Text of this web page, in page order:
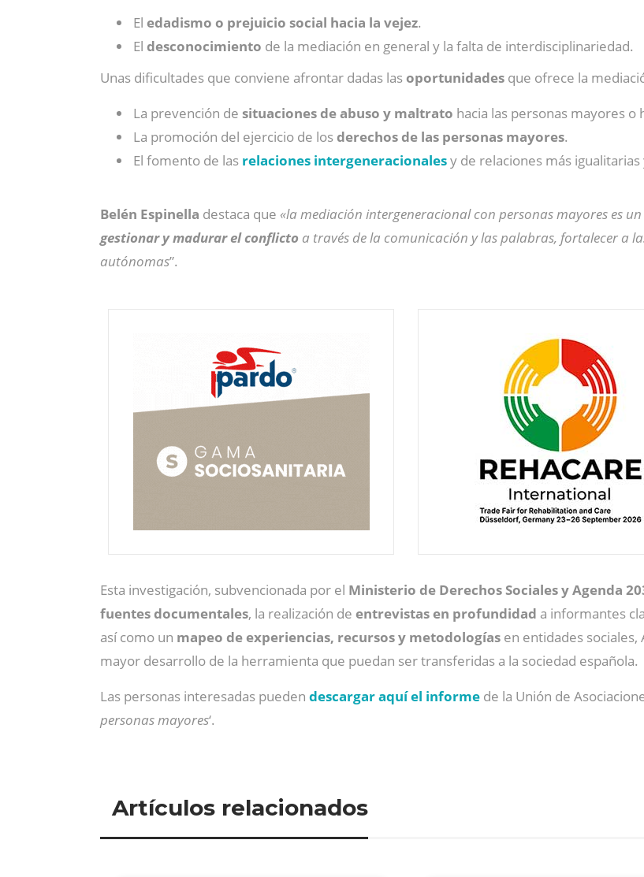
El edadismo o prejuicio social hacia la vejez.
El desconocimiento de la mediación en general y la falta de interdisciplinariedad.
Unas dificultades que conviene afrontar dadas lasoportunidades que ofrece la
La prevención de situaciones de abuso y maltrato hacia las personas mayores o
La promoción del ejercicio de los derechos de las personas mayores.
El fomento de las relaciones intergeneracionalesy de relaciones más
Belén Espinella destaca que «la mediación intergeneracional con personas mayores es un
gestionar y madurar el conflicto a través de la comunicación y las palabras, fortalecer a
autónomas”.
Esta investigación, subvencionada por el Ministerio de Derechos Sociales y Agenda
fuentes documentales, la realización de entrevistas en profundidad a informantes
así como un mapeo de experiencias, recursos y metodologías en entidades
mayor desarrollo de la herramienta que puedan ser transferidas a la sociedad española.
Las personas interesadas pueden descargar aquí el informe de la Unión de
personas mayores‘.
Artículos relacionados